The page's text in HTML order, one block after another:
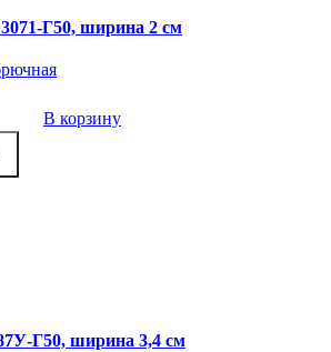
Г50, ширина 2 см
В корзину
Г50, ширина 3,4 см